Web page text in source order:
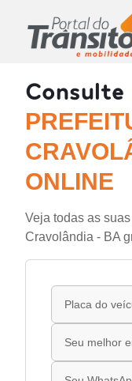
Consulte
ONLINE
Veja todas as
Cravolândia - BA